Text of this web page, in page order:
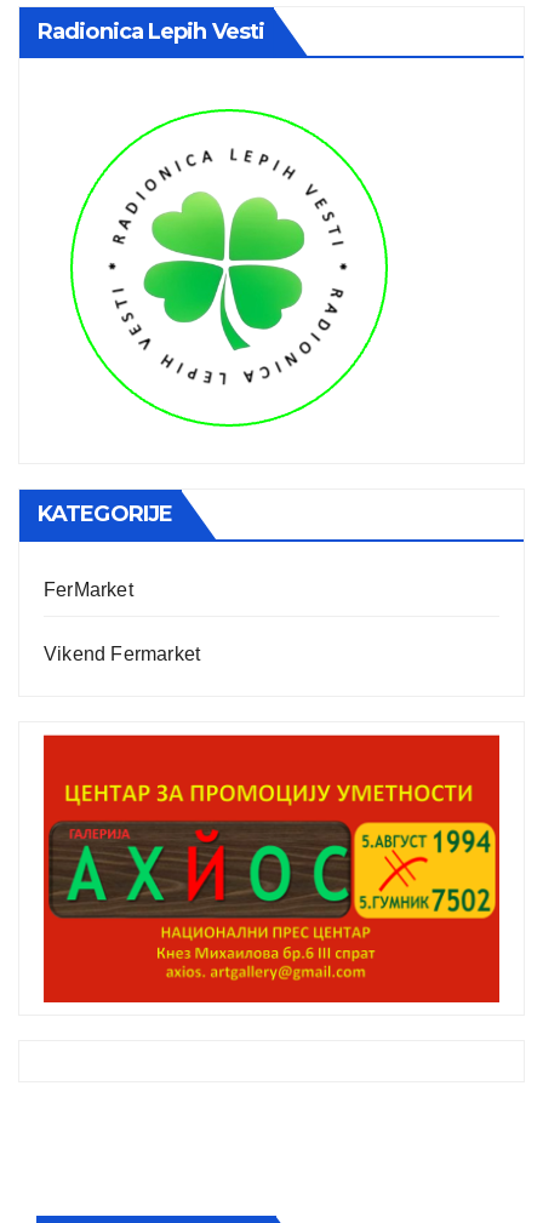
Radionica Lepih Vesti
KATEGORIJE
FerMarket
Vikend Fermarket